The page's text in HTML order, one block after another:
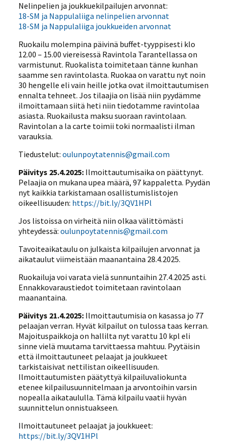
Nelinpelien ja joukkuekilpailujen arvonnat:
18-SM ja Nappulaliiga nelinpelien arvonnat
18-SM ja Nappulaliiga joukkueiden arvonnat
Ruokailu molempina päivinä buffet-tyyppisesti klo
12.00 – 15.00 viereisessä Ravintola Tarantellassa on
varmistunut. Ruokalista toimitetaan tänne kunhan
saamme sen ravintolasta. Ruokaa on varattu nyt noin
30 hengelle eli vain heille jotka ovat ilmoittautumisen
ennalta tehneet. Jos tilaajia on lisää niin pyydämme
ilmoittamaan siitä heti niin tiedotamme ravintolaa
asiasta. Ruokailusta maksu suoraan ravintolaan.
Ravintolan a la carte toimii toki normaalisti ilman
varauksia.
Tiedustelut:oulunpoytatennis@gmail.com
Päivitys 25.4.2025: Ilmoittautumisaika on päättynyt.
Pelaajia on mukana upea määrä, 97 kappaletta. Pyydän
nyt kaikkia tarkistamaan osallistumislistojen
oikeellisuuden: https://bit.ly/3QV1HPl
Jos listoissa on virheitä niin olkaa välittömästi
yhteydessä:oulunpoytatennis@gmail.com
Tavoiteaikataulu on julkaista kilpailujen arvonnat ja
aikataulut viimeistään maanantaina 28.4.2025.
Ruokailuja voi varata vielä sunnuntaihin 27.4.2025 asti.
Ennakkovaraustiedot toimitetaan ravintolaan
maanantaina.
Päivitys 21.4.2025: Ilmoittautumisia on kasassa jo 77
pelaajan verran. Hyvät kilpailut on tulossa taas kerran.
Majoituspaikkoja on hallilta nyt varattu 10 kpl eli
sinne vielä muutama tarvittaessa mahtuu. Pyytäisin
että ilmoittautuneet pelaajat ja joukkueet
tarkistaisivat nettilistan oikeellisuuden.
Ilmoittautumisten päätyttyä kilpailuvaliokunta
etenee kilpailusuunnitelmaan ja arvontoihin varsin
nopealla aikataululla. Tämä kilpailu vaatii hyvän
suunnittelun onnistuakseen.
Ilmoittautuneet pelaajat ja joukkueet:
https://bit.ly/3QV1HPl